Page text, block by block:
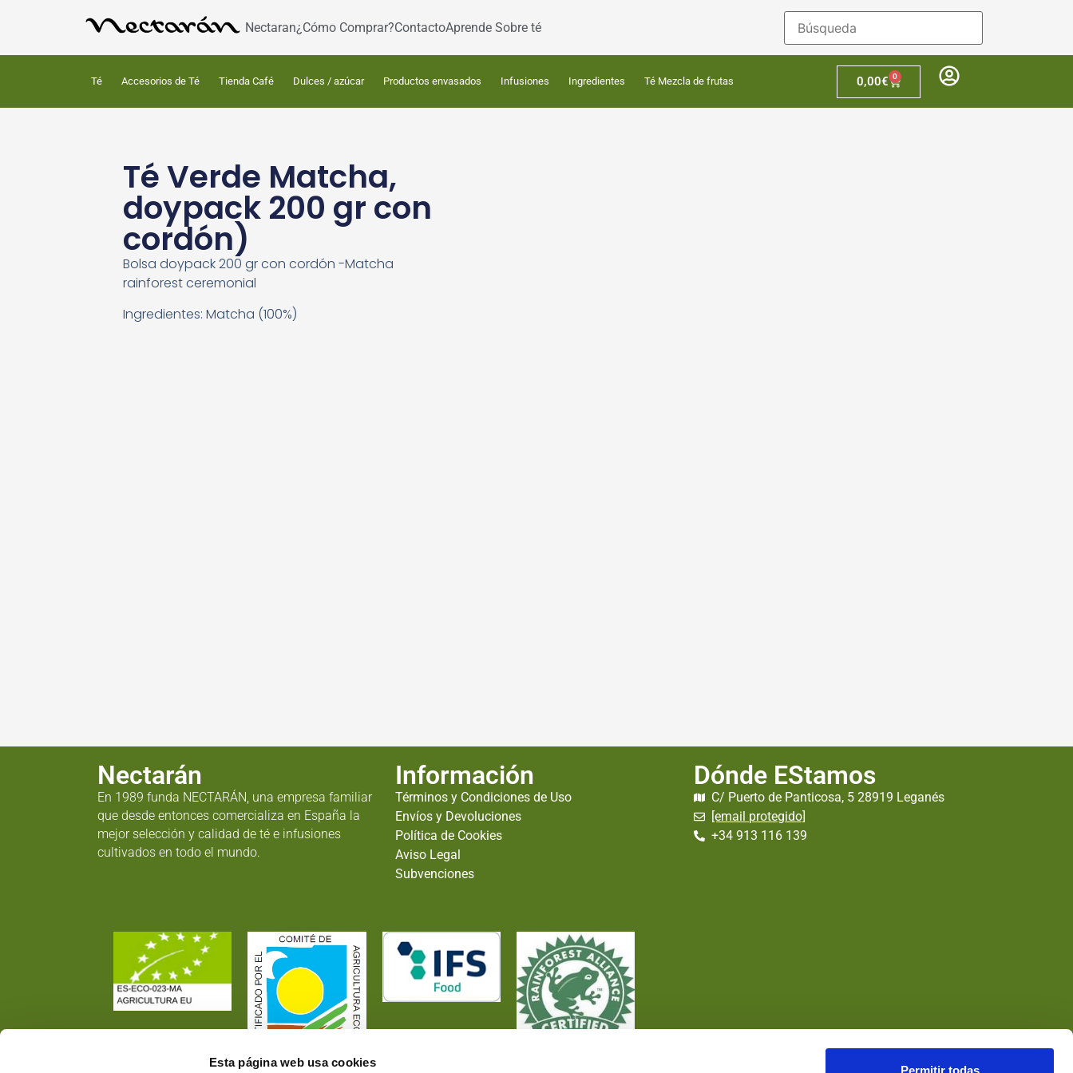
Esta página web usa cookies
Permitir todas
Nectaran¿Cómo Comprar?ContactoAprende Sobre té
Té Accesorios de Té Tienda Café Dulces / azúcar Productos envasados Infusiones Ingredientes Té Mezcla de frutas 0,00€ 0
Té Verde Matcha,
doypack 200 gr con
cordón)
Bolsa doypack 200 gr con cordón -Matcha
rainforest ceremonial
Ingredientes: Matcha (100%)
Nectarán
En 1989 funda NECTARÁN, una empresa familiar
que desde entonces comercializa en España la
mejor selección y calidad de té e infusiones
cultivados en todo el mundo.
Información
Términos y Condiciones de Uso
Envíos y Devoluciones
Política de Cookies
Aviso Legal
Subvenciones
Dónde EStamos
C/ Puerto de Panticosa, 5 28919 Leganés
[email protegido]
+34 913 116 139